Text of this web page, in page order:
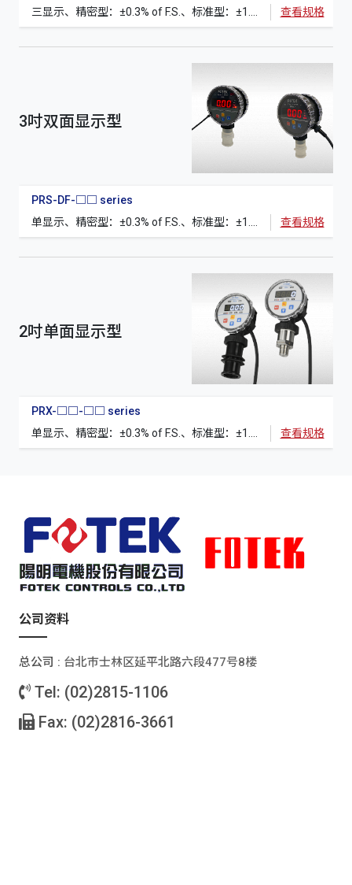
查看规格
3吋双面显示型
PRS-DF-□□ series
查看规格
2吋单面显示型
PRX-□□-□□ series
查看规格
公司资料
总公司 : 台北巿士林区延平北路六段477号8楼
Tel: (02)2815-1106
Fax: (02)2816-3661